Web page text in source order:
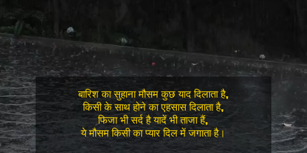
बारिश का सुहाना मौसम कुछ याद दिलाता है,
किसी के साथ होने का एहसास दिलाता है,
फिजा भी सर्द है यादें भी ताजा हैं,
ये मौसम किसी का प्यार दिल में जगाता है।